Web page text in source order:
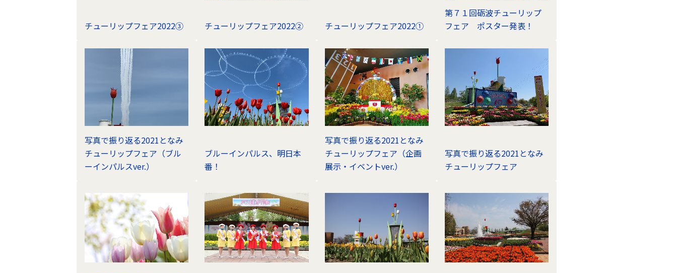
チューリップフェア2022③ チューリップフェア2022② チューリップフェア2022①
第７１回砺波チューリップ
フェア ポスター発表！
写真で振り返る2021となみ
チューリップフェア（ブル
ーインパルスver.）
ブルーインパルス、明日本
番！
写真で振り返る2021となみ
チューリップフェア（企画
展示・イベントver.）
写真で振り返る2021となみ
チューリップフェア